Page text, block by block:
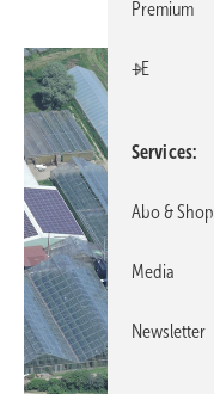
Premium
+E
Services
Abo & Shop
Media
Newsletter